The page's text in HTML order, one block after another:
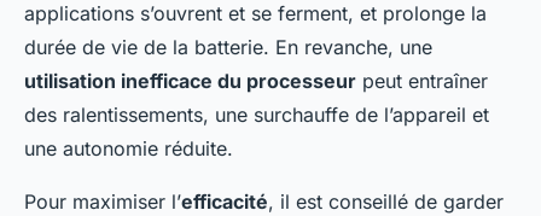
applications s’ouvrent et se ferment, et prolonge la
durée de vie de la batterie. En revanche, une
utilisation inefficace du processeur peut entraîner
des ralentissements, une surchauffe de l’appareil et
une autonomie réduite.
Pour maximiser l’efficacité, il est conseillé de garder